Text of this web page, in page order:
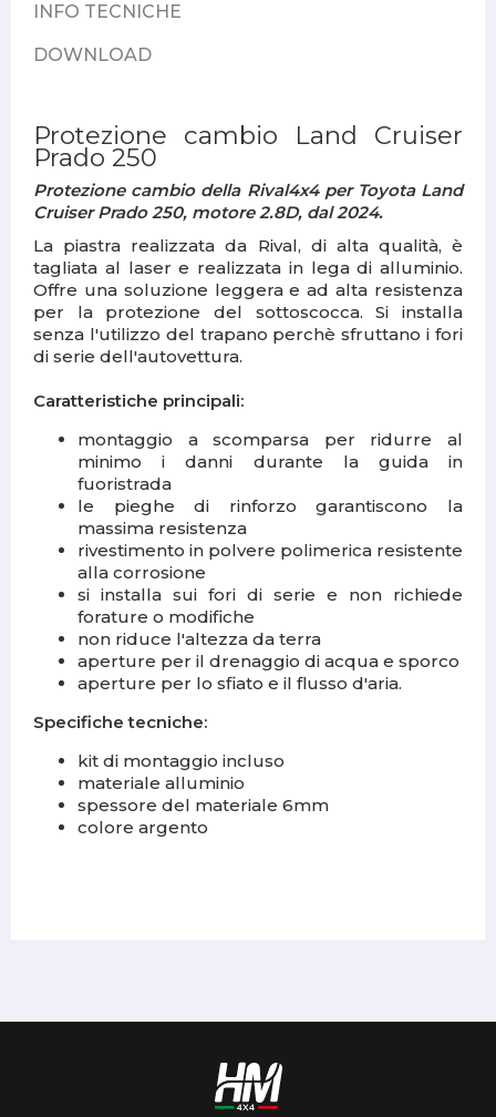
INFO TECNICHE
DOWNLOAD
Protezione cambio Land Cruiser
Prado 250
Protezione cambio della Rival4x4 per Toyota Land
Cruiser Prado 250, motore 2.8D, dal 2024.
La piastra realizzata da Rival, di alta qualità, è
tagliata al laser e realizzata in lega di alluminio.
Offre una soluzione leggera e ad alta resistenza
per la protezione del sottoscocca. Si installa
senza l'utilizzo del trapano perchè sfruttano i fori
di serie dell'autovettura.
Caratteristiche principali:
montaggio a scomparsa per ridurre al
minimo i danni durante la guida in
fuoristrada
le pieghe di rinforzo garantiscono la
massima resistenza
rivestimento in polvere polimerica resistente
alla corrosione
si installa sui fori di serie e non richiede
forature o modifiche
non riduce l'altezza da terra
aperture per il drenaggio di acqua e sporco
aperture per lo sfiato e il flusso d'aria.
Specifiche tecniche:
kit di montaggio incluso
materiale alluminio
spessore del materiale 6mm
colore argento